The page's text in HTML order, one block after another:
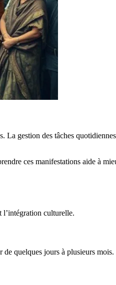
La gestion des tâches
ces manifestations aide à
l’intégration culturelle.
de quelques jours à plusieurs mois.